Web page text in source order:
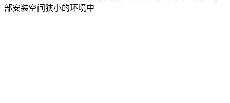
部安装空间狭小的环境中